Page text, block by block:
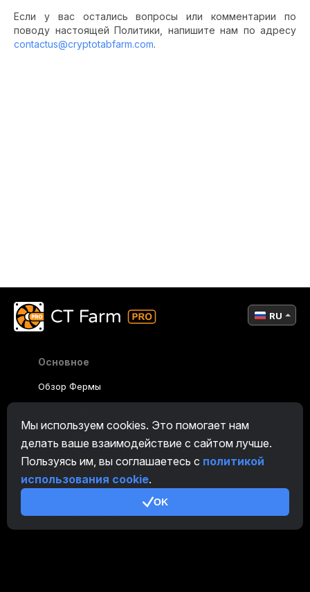
Если у вас остались вопросы или комментарии по
поводу настоящей Политики, напишите нам по адресу
contactus@cryptotabfarm.com.
Мы используем cookies. Это помогает нам
делать ваше взаимодействие с сайтом лучше.
Пользуясь им, вы соглашаетесь с политикой
использования cookie.
OK
Основное
Обзор Фермы
Партнерская Программа
Условия использования
RU